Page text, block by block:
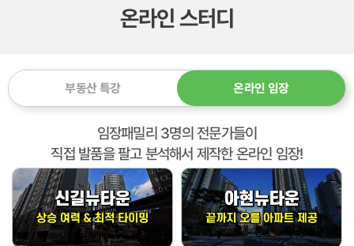
온라인 스터디
부동산 특강 온라인 임장
임장패밀리 3명의 전문가들이
직접 발품을 팔고 분석해서 제작한 온라인 임장!
Page
Page
Page